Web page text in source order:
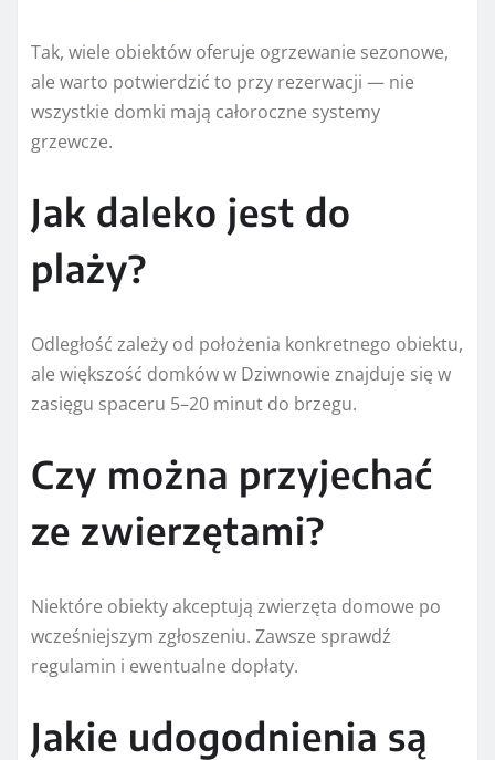
Tak, wiele obiektów oferuje ogrzewanie sezonowe,
ale warto potwierdzić to przy rezerwacji — nie
wszystkie domki mają całoroczne systemy
grzewcze.
Jak daleko jest do
plaży?
Odległość zależy od położenia konkretnego obiektu,
ale większość domków w Dziwnowie znajduje się w
zasięgu spaceru 5–20 minut do brzegu.
Czy można przyjechać
ze zwierzętami?
Niektóre obiekty akceptują zwierzęta domowe po
wcześniejszym zgłoszeniu. Zawsze sprawdź
regulamin i ewentualne dopłaty.
Jakie udogodnienia są